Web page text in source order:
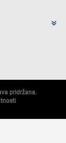
pridržana.